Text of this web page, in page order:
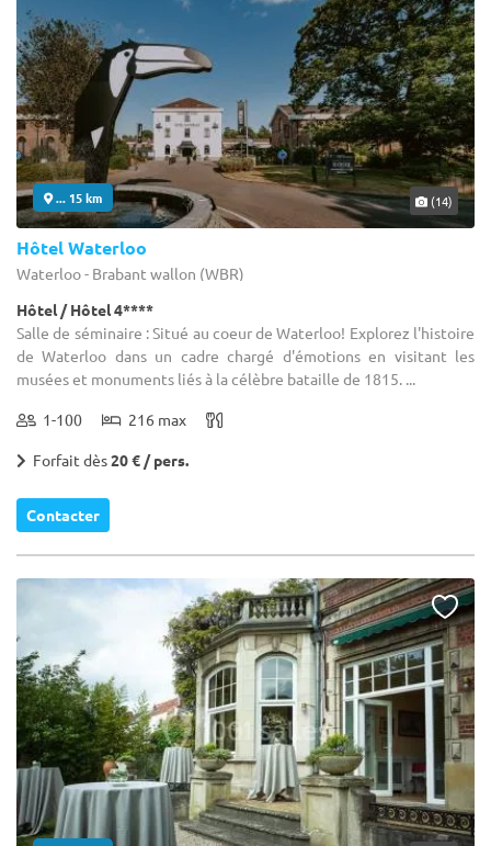
... 15 km (14)
Hôtel Waterloo
Waterloo - Brabant wallon (WBR)
Hôtel / Hôtel 4****
Salle de séminaire : Situé au coeur de Waterloo! Explorez l'histoire
de Waterloo dans un cadre chargé d'émotions en visitant les
musées et monuments liés à la célèbre bataille de 1815. ...
1-100 216 max
Forfait dès20 € / pers.
Contacter